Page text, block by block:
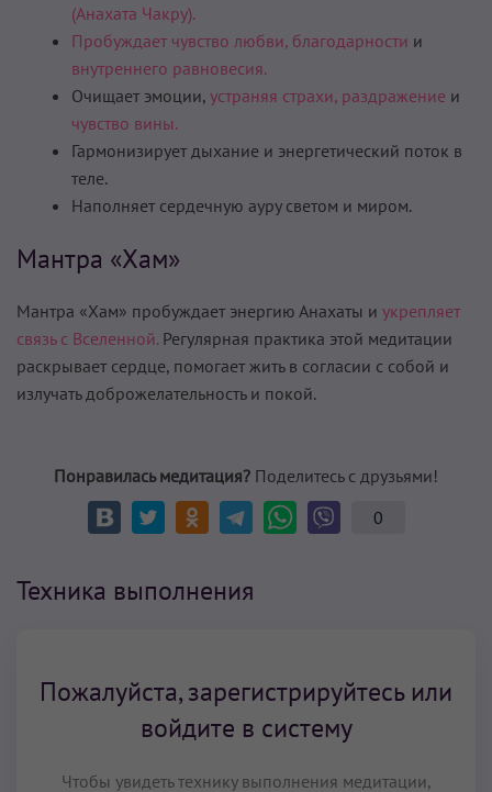
(Анахата Чакру).
Пробуждает чувство любви, благодарности и
внутреннего равновесия.
Очищает эмоции, устраняя страхи, раздражение и
чувство вины.
Гармонизирует дыхание и энергетический поток в
теле.
Наполняет сердечную ауру светом и миром.
Мантра «Хам»
Мантра «Хам» пробуждает энергию Анахаты и укрепляет
связь с Вселенной.Регулярная практика этой медитации
раскрывает сердце, помогает жить в согласии с собой и
излучать доброжелательность и покой.
Понравилась медитация? Поделитесь с друзьями!
0
Техника выполнения
Пожалуйста, зарегистрируйтесь или
войдите в систему
Чтобы увидеть технику выполнения медитации,